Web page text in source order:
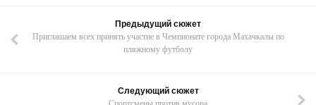
Предыдущий сюжет
Приглашаем всех принять участие в Чемпионате города Махачкалы по
пляжному футболу
Следующий сюжет